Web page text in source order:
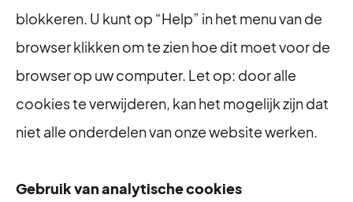
blokkeren. U kunt op “Help” in het menu van de
browser klikken om te zien hoe dit moet voor de
browser op uw computer. Let op: door alle
cookies te verwijderen, kan het mogelijk zijn dat
niet alle onderdelen van onze website werken.
Gebruik van analytische cookies